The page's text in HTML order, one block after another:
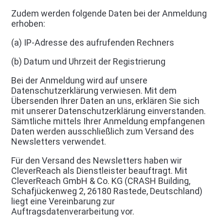
Zudem werden folgende Daten bei der Anmeldung
erhoben:
(a) IP-Adresse des aufrufenden Rechners
(b) Datum und Uhrzeit der Registrierung
Bei der Anmeldung wird auf unsere
Datenschutzerklärung verwiesen. Mit dem
Übersenden Ihrer Daten an uns, erklären Sie sich
mit unserer Datenschutzerklärung einverstanden.
Sämtliche mittels Ihrer Anmeldung empfangenen
Daten werden ausschließlich zum Versand des
Newsletters verwendet.
Für den Versand des Newsletters haben wir
CleverReach als Dienstleister beauftragt. Mit
CleverReach GmbH & Co. KG (CRASH Building,
Schafjückenweg 2, 26180 Rastede, Deutschland)
liegt eine Vereinbarung zur
Auftragsdatenverarbeitung vor.